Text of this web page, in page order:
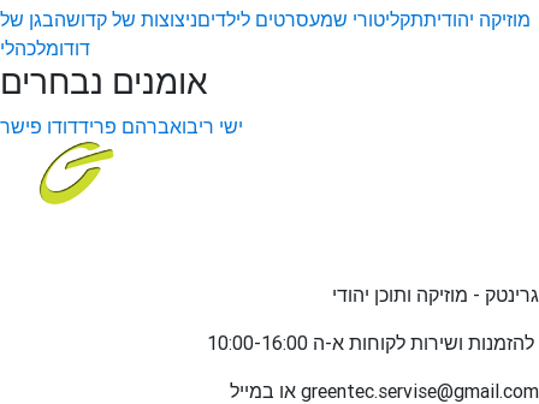
מוזיקה יהודיתתקליטורי שמעסרטים לילדיםניצוצות של קדושהבגן של
דודומלכהלי
אומנים נבחרים
ישי ריבואברהם פרידדודו פישר
גרינטק - מוזיקה ותוכן יהודי
להזמנות ו
greentec.servise@gmail.com